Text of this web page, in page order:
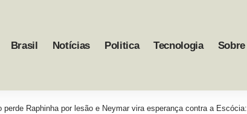
Brasil Notícias Politica Tecnologia
perde Raphinha por lesão e Neymar vira esperança contra a